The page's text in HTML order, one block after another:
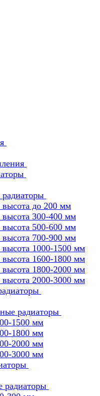
радиаторы
высота до 200 мм
высота 300-400 мм
высота 500-600 мм
высота 700-900 мм
высота 1000-1500 мм
высота 1600-1800 мм
высота 1800-2000 мм
высота 2000-3000 мм
радиаторы
1500 мм
1800 мм
2000 мм
3000 мм
радиаторы